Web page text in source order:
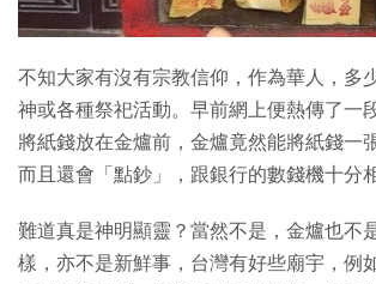
不知大家有沒有宗教信仰，作為華人，多
神或各種祭祀活動。早前網上便熱傳了一
將紙錢放在金爐前，金爐竟然能將紙錢一
而且還會「點鈔」，跟銀行的數錢機十分
難道真是神明顯靈？當然不是，金爐也不
樣，亦不是新鮮事，台灣有好些廟宇，例